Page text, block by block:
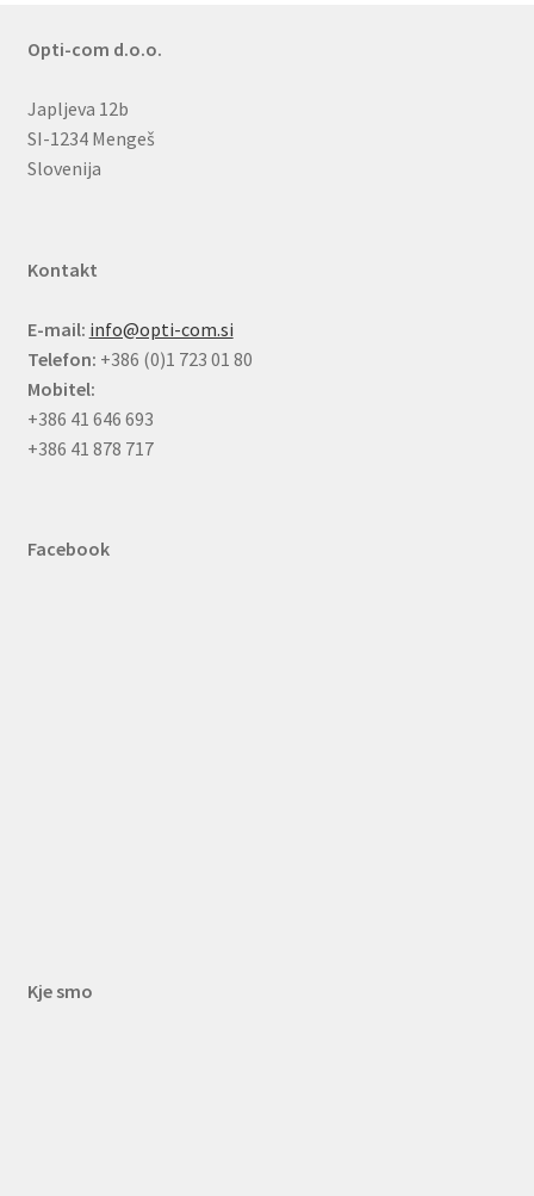
Opti-com d.o.o.
Japljeva 12b
SI-1234 Mengeš
Slovenija
Kontakt
E-mail: info@opti-com.si
Telefon: +386 (0)1 723 01 80
Mobitel:
+386 41 646 693
+386 41 878 717
Facebook
Kje smo